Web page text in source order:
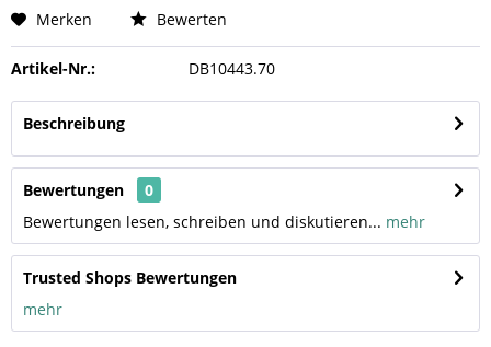
Merken Bewerten
Artikel-Nr.: DB10443.70
Beschreibung
Bewertungen
0
Bewertungen lesen, schreiben und diskutieren... mehr
Trusted Shops Bewertungen
mehr